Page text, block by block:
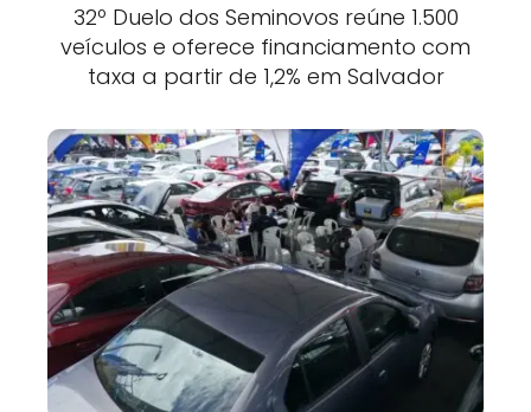
32º Duelo dos Seminovos reúne 1.500
veículos e oferece financiamento com
taxa a partir de 1,2% em Salvador